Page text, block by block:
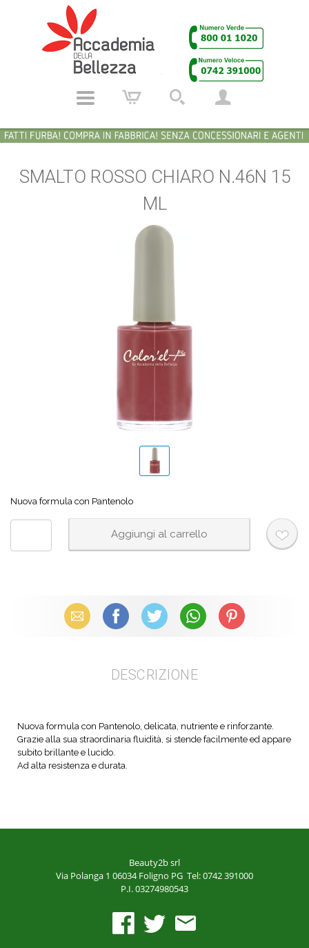
SMALTO ROSSO CHIARO N.46N 15
ML
Nuova formula con Pantenolo
Email Facebook X (Twitter) WhatsAppPinterest
DESCRIZIONE
Nuova formula con Pantenolo, delicata, nutriente e rinforzante.
Grazie alla sua straordinaria fluidità, si stende facilmente ed appare
subito brillante e lucido.
Ad alta resistenza e durata.
Beauty2b srl
Via Polanga 1 06034 Foligno PG Tel: 0742 391000
P.I. 03274980543